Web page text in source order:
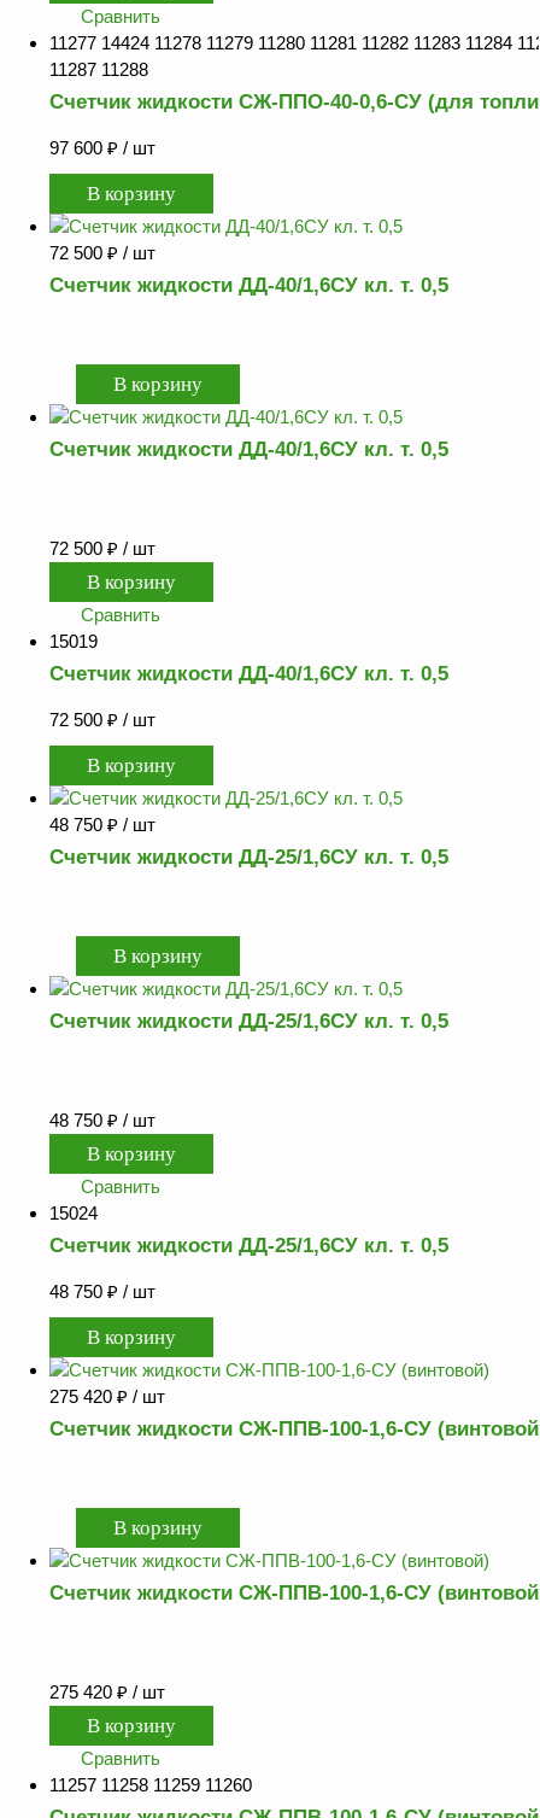
Продукция НПП
СЕНСОР
Газоаналитическое
Эксплуатационное
оборудование
Аналоги запасных
частей из Артамида
ОБОРУДОВАНИЕ
ОБОРУДОВАНИЕ
АГЗС, ГНС
Услуги
Новости
Контакты
Распродажа
сделать
заказ?
Оплата
Доставка
возврат
Сравнить
11277 14424 11278 11279 11280 11281 11282 11283 11284
11287 11288
Счетчик жидкости СЖ-ППО-40-0,6-СУ (для
97 600 ₽ / шт
72 500 ₽ / шт
Счетчик жидкости ДД-40/1,6СУ кл. т. 0,5
Счетчик жидкости ДД-40/1,6СУ кл. т. 0,5
72 500 ₽ / шт
Сравнить
15019
Счетчик жидкости ДД-40/1,6СУ кл. т. 0,5
72 500 ₽ / шт
48 750 ₽ / шт
Счетчик жидкости ДД-25/1,6СУ кл. т. 0,5
Счетчик жидкости ДД-25/1,6СУ кл. т. 0,5
48 750 ₽ / шт
Сравнить
15024
Счетчик жидкости ДД-25/1,6СУ кл. т. 0,5
48 750 ₽ / шт
275 420 ₽ / шт
Счетчик жидкости СЖ-ППВ-100-1,6-СУ
Счетчик жидкости СЖ-ППВ-100-1,6-СУ
275 420 ₽ / шт
Сравнить
11257 11258 11259 11260